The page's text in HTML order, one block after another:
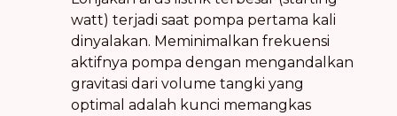
watt) terjadi saat pompa pertama kali
dinyalakan. Meminimalkan frekuensi
aktifnya pompa dengan mengandalkan
gravitasi dari volume tangki yang
optimal adalah kunci memangkas